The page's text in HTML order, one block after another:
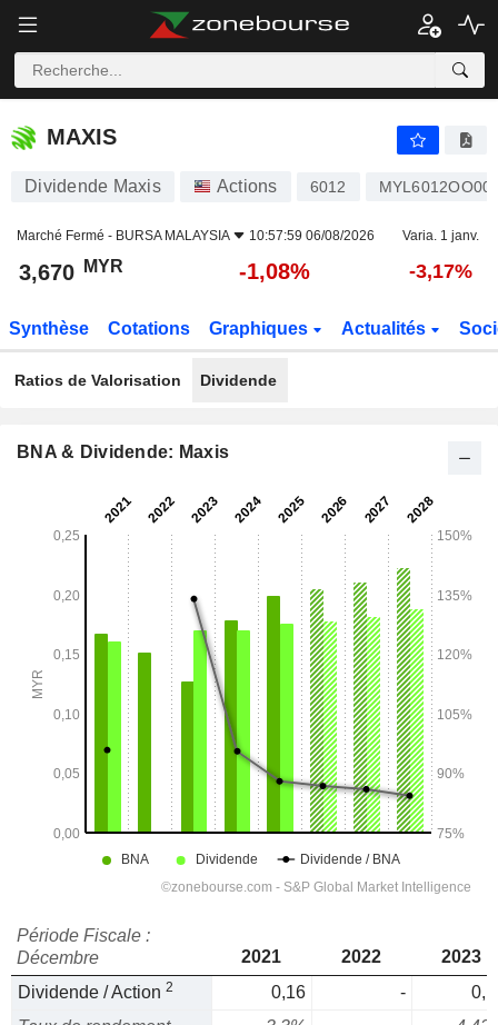
MAXIS
MAXIS
Dividende Maxis Actions 6012
Marché Fermé - BURSA MALAYSIA 10:57:59 06/08/2026 Varia. 1 janv.
3,670 MYR -1,08% -3,17%
Synthèse Cotations Graphiques Actualités
Ratios de Valorisation Dividende
BNA & Dividende: Maxis
Période Fiscale :
Décembre
2021 2022
2023
Dividende / Action 2 0,16 -